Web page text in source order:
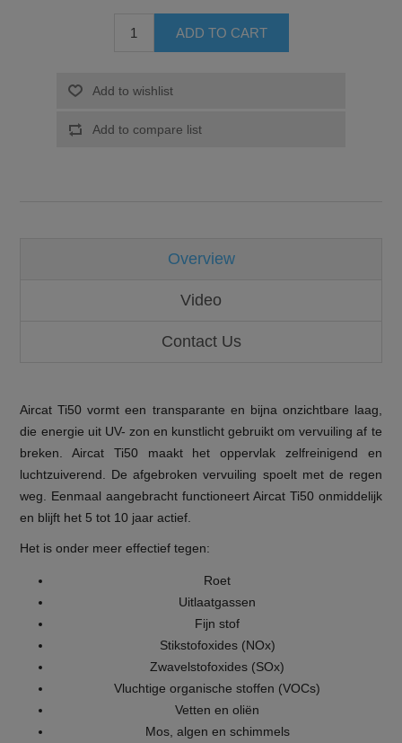
Overview
Video
Contact Us
Aircat Ti50 vormt een transparante en bijna onzichtbare laag,
die energie uit UV- zon en kunstlicht gebruikt om vervuiling af te
breken. Aircat Ti50 maakt het oppervlak zelfreinigend en
luchtzuiverend. De afgebroken vervuiling spoelt met de regen
weg. Eenmaal aangebracht functioneert Aircat Ti50 onmiddelijk
en blijft het 5 tot 10 jaar actief.
Het is onder meer effectief tegen:
Roet
Uitlaatgassen
Fijn stof
Stikstofoxides (NOx)
Zwavelstofoxides (SOx)
Vluchtige organische stoffen (VOCs)
Vetten en oliën
Mos, algen en schimmels